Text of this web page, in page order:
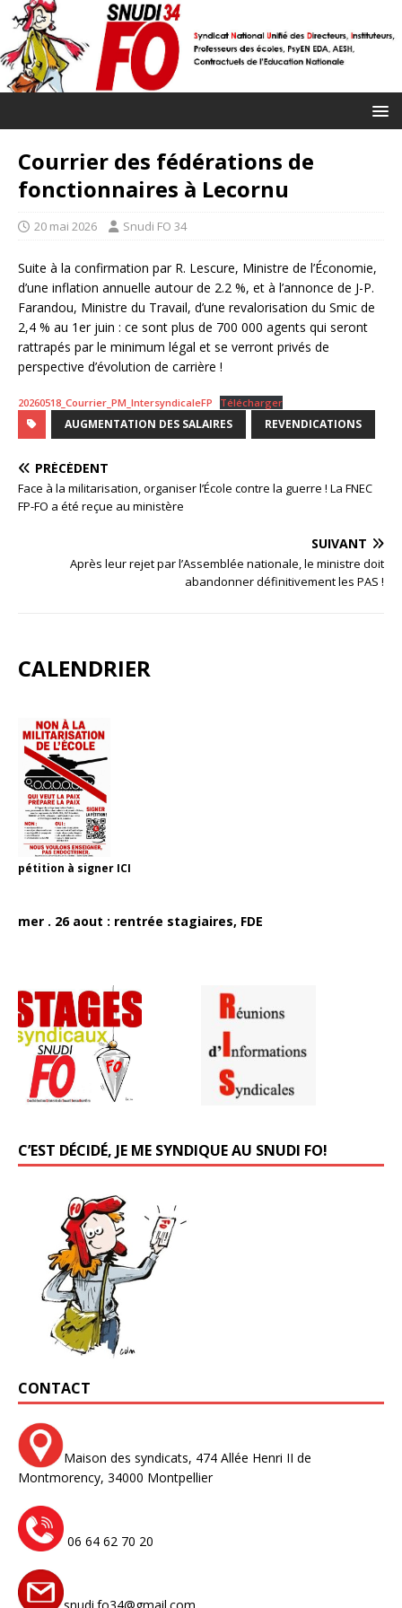
Courrier des fédérations de
fonctionnaires à Lecornu
20 mai 2026 Snudi FO 34
Suite à la confirmation par R. Lescure, Ministre de l’Économie,
d’une inflation annuelle autour de 2.2 %, et à l’annonce de J-P.
Farandou, Ministre du Travail, d’une revalorisation du Smic de
2,4 % au 1er juin : ce sont plus de 700 000 agents qui seront
rattrapés par le minimum légal et se verront privés de
perspective d’évolution de carrière !
20260518_Courrier_PM_IntersyndicaleFP Télécharger
AUGMENTATION DES SALAIRES REVENDICATIONS
PRÉCÉDENT
Face à la militarisation, organiser l’École contre la guerre ! La FNEC
FP-FO a été reçue au ministère
SUIVANT
Après leur rejet par l’Assemblée nationale, le ministre doit
abandonner définitivement les PAS !
CALENDRIER
pétition à signer ICI
mer . 26 aout : rentrée stagiaires, FDE
C’EST DÉCIDÉ, JE ME SYNDIQUE AU SNUDI FO!
CONTACT
Maison des syndicats, 474 Allée Henri II de
Montmorency, 34000 Montpellier
06 64 62 70 20